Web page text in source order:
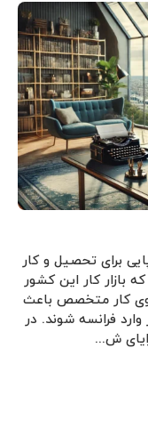
برای تحصیل و کار
کار این کشور
کار متخصص باعث
فرانسه شوند. در
ش...